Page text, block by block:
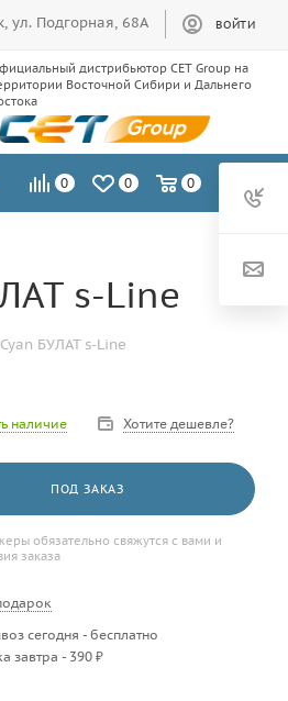
ул. Подгорная, 68А ВОЙТИ
дистрибьютор CET Group на
Восточной Сибири и Дальнего
0 0 0
s-Line
БУЛАТ s-Line
наличие Хотите дешевле?
ПОД ЗАКАЗ
обязательно свяжутся с вами и
заказа
сегодня - бесплатно
завтра - 390 ₽